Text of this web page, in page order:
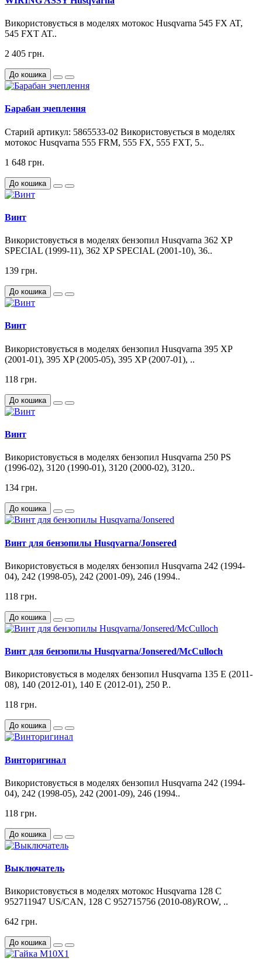
Використовується в моделях мотокос Husqvarna 545 FX AT,
545 FXT AT..
2 405 грн.
До кошика
Барабан зчеплення
Старий артикул: 5865533-02 Використовується в моделях
мотокос Husqvarna 555 FRM, 555 FX, 555 FXT, 5..
1 648 грн.
До кошика
Винт
Використовується в моделях бензопил Husqvarna 362 XP
SPECIAL (1999-11), 362 XP SPECIAL (2001-10), 36..
139 грн.
До кошика
Винт
Використовується в моделях бензопил Husqvarna 395 XP
(2001-01), 395 XP (2005-05), 395 XP (2007-01), ..
118 грн.
До кошика
Винт
Використовується в моделях бензопил Husqvarna 250 PS
(1996-02), 3120 (1990-01), 3120 (2000-02), 3120..
134 грн.
До кошика
Винт для бензопилы Husqvarna/Jonsered
Використовується в моделях бензопил Husqvarna 242 (1994-
04), 242 (1998-05), 242 (2001-09), 246 (1994..
118 грн.
До кошика
Винт для бензопилы Husqvarna/Jonsered/McCulloch
Використовується в моделях бензопил Husqvarna 135 E (2011-
08), 140 (2012-01), 140 E (2012-01), 250 P..
118 грн.
До кошика
Винторигинал
Використовується в моделях бензопил Husqvarna 242 (1994-
04), 242 (1998-05), 242 (2001-09), 246 (1994..
118 грн.
До кошика
Выключатель
Використовується в моделях мотокос Husqvarna 128 C
952711947 US/CAN, 128 C 952715756 (2010-08)/ROW, ..
642 грн.
До кошика